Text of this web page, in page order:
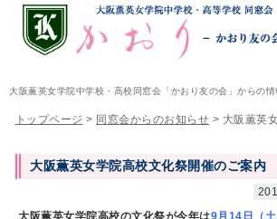
大阪薫英女学院中学校・高校同窓会「かおり友の会」からの情
トップページ > 同窓会からのお知らせ > 大阪薫英
大阪薫英女学院高校文化祭開催のご案内
大阪薫英女学院高校の文化祭が今年は9月14日（土